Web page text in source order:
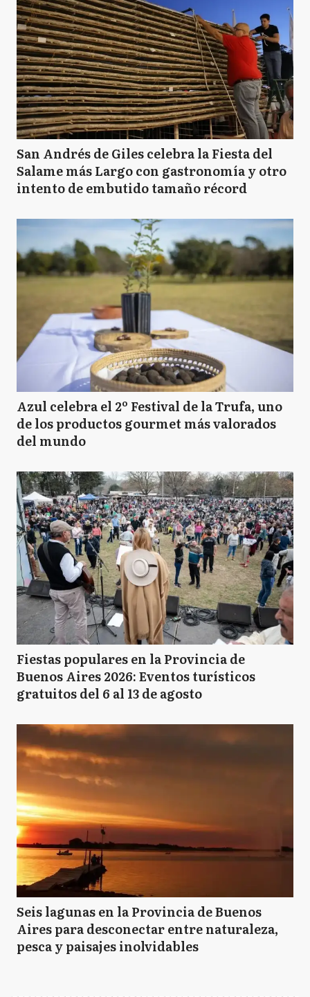
San Andrés de Giles celebra la Fiesta del
Salame más Largo con gastronomía y otro
intento de embutido tamaño récord
Azul celebra el 2º Festival de la Trufa, uno
de los productos gourmet más valorados
del mundo
Fiestas populares en la Provincia de
Buenos Aires 2026: Eventos turísticos
gratuitos del 6 al 13 de agosto
Seis lagunas en la Provincia de Buenos
Aires para desconectar entre naturaleza,
pesca y paisajes inolvidables